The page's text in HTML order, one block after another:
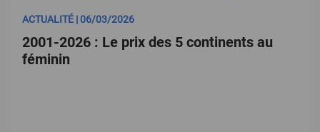
ACTUALITÉ | 06/03/2026
2001-2026 : Le prix des 5 continents au
féminin